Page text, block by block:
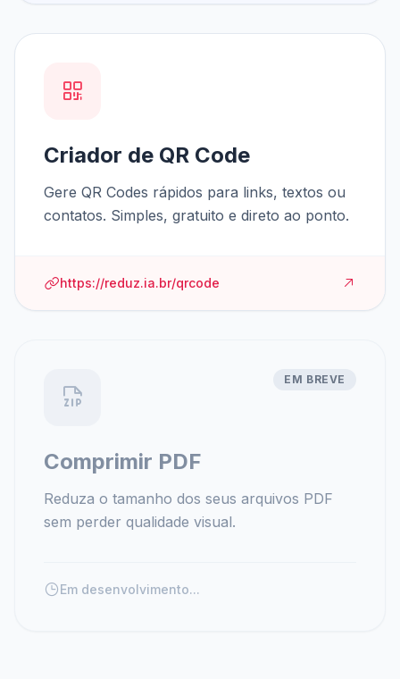
Criador de QR Code
Gere QR Codes rápidos para links, textos ou
contatos. Simples, gratuito e direto ao ponto.
https://reduz.ia.br/qrcode
EM BREVE
Comprimir PDF
Reduza o tamanho dos seus arquivos PDF
sem perder qualidade visual.
Em desenvolvimento...